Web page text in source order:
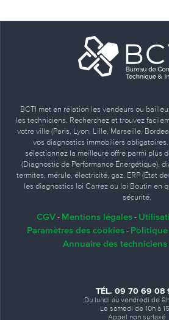
BCTI met en relation les vendeurs ou
les techniciens. Recherchez et trouvez
votre ville (Paris, Lyon, Lille, Marseille,
vos diagnostics immobiliers
sélectionnez la meilleure offre parmi plus
(Diagnostic de Performance Énergétique),
termites, mérule, électricité, gaz, ERP (État
les diagnostics loi Carrez ou loi Boutin en
sécurité.
CGV - Mentions légales -
Paramètres des cookies -
Annuaire des techniciens
TÉL. 09 70 69 08
Du lundi au vendredi de
Le samedi de 10h à
Appel non surtaxé